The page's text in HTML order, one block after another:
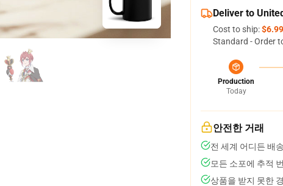
Deliver to
Cost to ship:$6.99
Standard - Order
Production
Today
안전한 거래
전 세계 어디든 배송
모든 소포에 추적
상품을 받지 못한